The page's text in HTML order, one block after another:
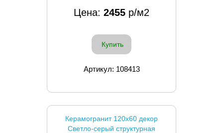
Цена: 2455 р/м2
Купить
Артикул: 108413
Керамогранит 120x60 декор
Светло-серый структурная